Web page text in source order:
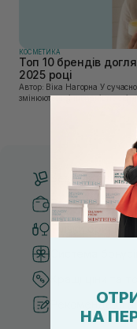
КОСМЕТИКА
Топ 10 брендів
2025 році
Автор: Віка Нагорна У сучасному світі, де тренди
змінюються зі швидкістю
косметики переповнений
засобу для себе стає
Безкоштовна
Безпечні
Тільки
Система
Рекомендації
НА